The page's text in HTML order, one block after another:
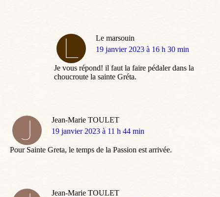
Le marsouin
dit
19 janvier 2023 à 16 h 30 min
Je vous répond! il faut la faire pédaler dans la
choucroute la sainte Gréta.
Jean-Marie TOULET
dit
19 janvier 2023 à 11 h 44 min
Pour Sainte Greta, le temps de la Passion est arrivée.
Jean-Marie TOULET